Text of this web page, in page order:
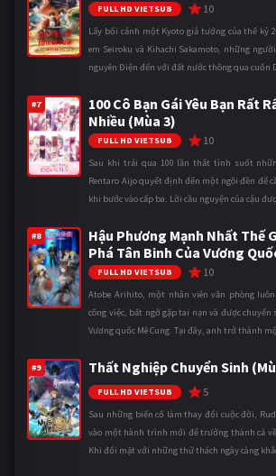
FULL HD VIETSUB 10
Lấy bối cảnh một Kyoto giả tưởng của thế kỷ
em Seiroku và Kihachi Sakamoto, những
nguyên Điện đến với đất nước thông qua cuốn
#7
100 Cô Bạn Gái Yêu Bạn Rất
Nhiều (Mùa 3)
FULL HD VIETSUB 10
Sau khi trải qua 100 lần thất tình suốt
Rentaro Aijo quyết định đến một ngôi đền để
khi bước vào cấp ba. Lời cầu nguyện của cậu
#8
Hậu Phương Mạnh Nhất Thế
Phá Tân Binh Của Vương
FULL HD VIETSUB 10
Atobe Arihito, một nhân viên văn phòng
công việc, bất ngờ gặp tai nạn và được
Vương quốc Mê Cung. Tại đây, anh trở thành
#9 Thất Nghiệp Chuyển Sinh
FULL HD VIETSUB 5
Sau những biến cố làm thay đổi cuộc đời,
vào một hành trình mới để trưởng thành cả
Khi đối mặt với những thử thách ngày càng